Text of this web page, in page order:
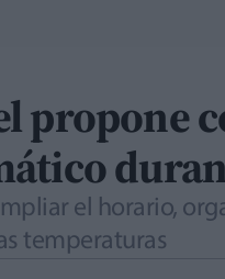
el horario,
temperaturas